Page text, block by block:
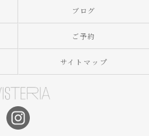
ブログ
ご予約
サイトマップ